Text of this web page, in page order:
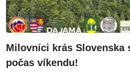
Milovníci krás Slovenska
počas víkendu!